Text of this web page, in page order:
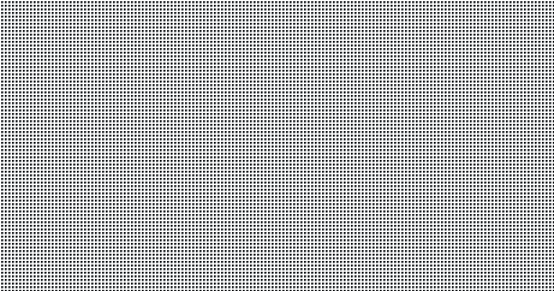
料金システム
選手紹介
よくある質問